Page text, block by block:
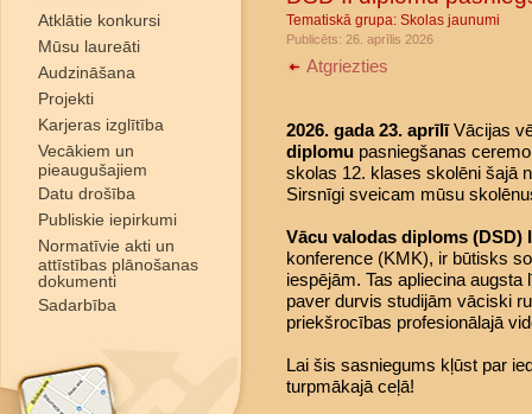
Atklātie konkursi
Mūsu laureāti
Audzināšana
Projekti
Karjeras izglītība
Vecākiem un
pieaugušajiem
Datu drošība
Publiskie iepirkumi
Normatīvie akti un
attīstības plānošanas
dokumenti
Sadarbība
Tematiskā grupa: Skolas jaunumi
Publicēts: 26. aprīlis 2026
Atgriezties
2026. gada 23. aprīlīVācijas
diplomu pasniegšanas
skolas 12. klases skolēni šajā
Sirsnīgi sveicam mūsu
Vācu valodas diploms (DSD)
konference (KMK), ir būtisks
iespējām. Tas apliecina
paver durvis studijām vāciski
priekšrocības profesionālajā
Lai šis sasniegums kļūst par
turpmākajā ceļā!